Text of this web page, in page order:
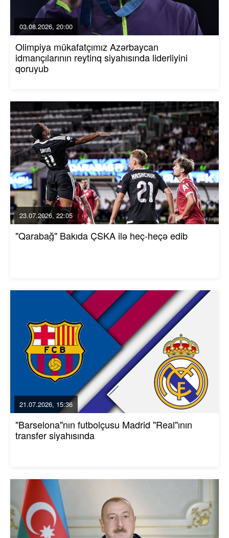
03.08.2026, 20:00
Olimpiya mükafatçımız Azərbaycan
idmançılarının reytinq siyahısında liderliyini
qoruyub
23.07.2026, 22:05
"Qarabağ" Bakıda ÇSKA ilə heç-heçə edib
21.07.2026, 15:36
"Barselona"nın futbolçusu Madrid "Real"ının
transfer siyahısında